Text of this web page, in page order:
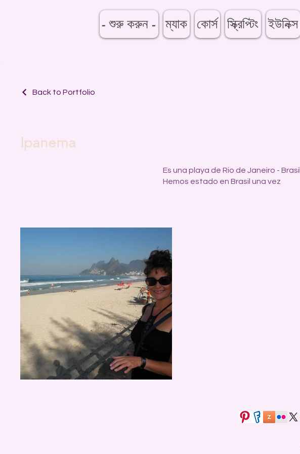
- শুরু করুন - ম্যাক কোর্স স্ক্রিপ্টিং ইউনিক্স
Back to Portfolio
Ipanema
Es una playa de Rio de Janeiro - Brasil
Hemos estado en Brasil una vez